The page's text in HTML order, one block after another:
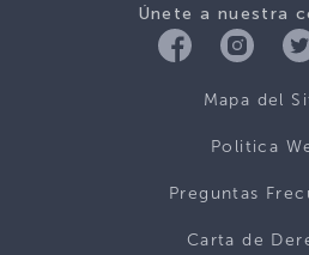
Únete a nuestra
Mapa del
Politica
Preguntas
Carta de